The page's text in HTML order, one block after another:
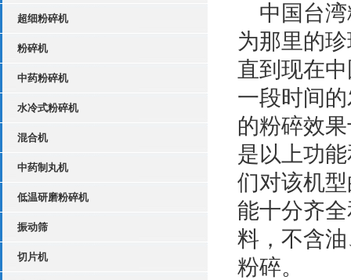
超细粉碎机
粉碎机
中药粉碎机
水冷式粉碎机
混合机
中药制丸机
低温研磨粉碎机
振动筛
切片机
中国台湾
为那里的
直到现在
一段时间
的粉碎效
是以上功
们对该机
能十分齐
料，不含
粉碎。